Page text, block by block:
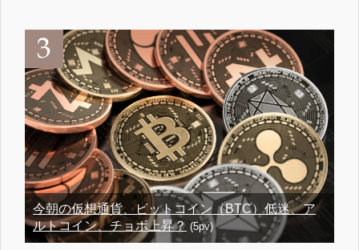
今朝の仮想通貨、ビットコイン（BTC）低迷、ア
ルトコイン、チョボ上昇？ (5pv)